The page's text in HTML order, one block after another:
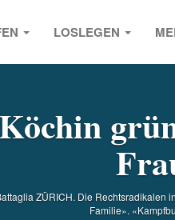
LOSLEGEN
Köchin
ZÜRICH. Die
Familie».